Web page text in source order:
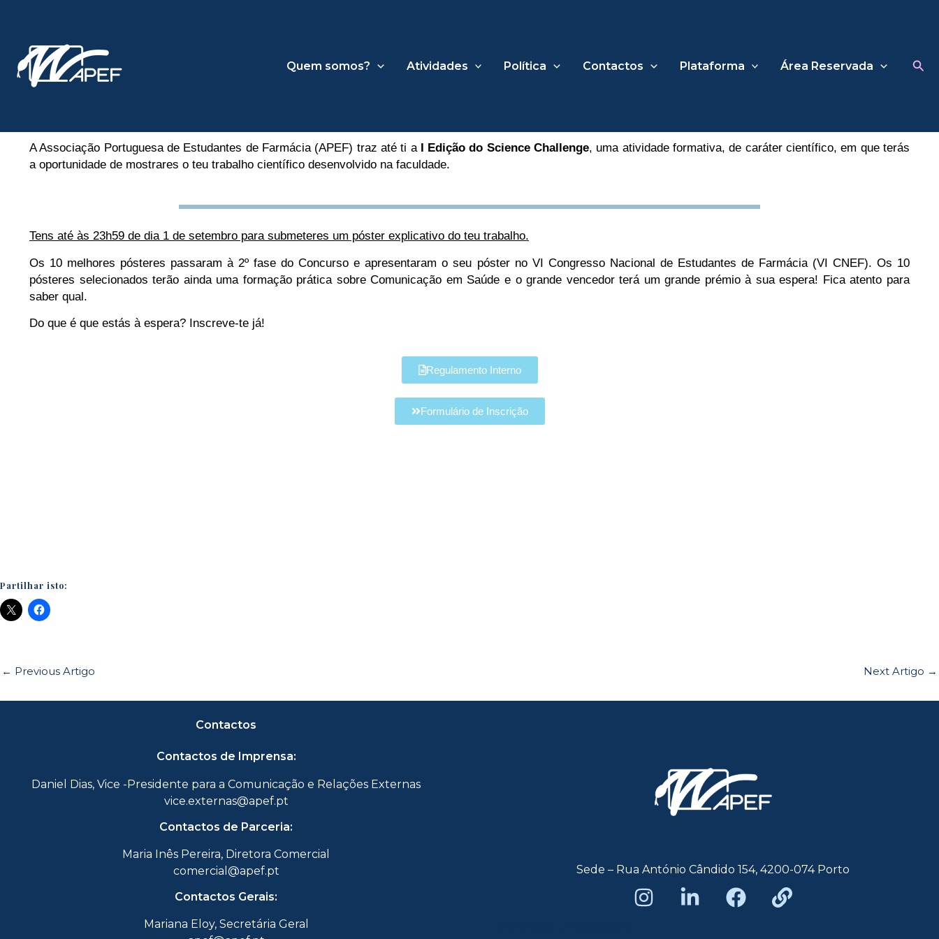
Quem somos?
Atividades Política Contactos Plataforma Área Reservada
A Associação Portuguesa de Estudantes de Farmácia (APEF) traz até ti aI Edição do Science Challenge, uma atividade formativa, de caráter científico, em que terás
a oportunidade de mostrares o teu trabalho científico desenvolvido na faculdade.
Tens até às 23h59 de dia 1 de setembro para submeteres um póster explicativo do teu trabalho.
Os 10 melhores pósteres passaram à 2º fase do Concurso e apresentaram o seu póster no VI Congresso Nacional de Estudantes de Farmácia (VI CNEF). Os 10
pósteres selecionados terão ainda uma formação prática sobre Comunicação em Saúde e o grande vencedor terá um grande prémio à sua espera! Fica atento para
saber qual.
Do que é que estás à espera? Inscreve-te já!
Regulamento Interno
Formulário de Inscrição
Partilhar isto:
← Previous Artigo Next Artigo →
Contactos
Contactos de Imprensa:
Daniel Dias, Vice -Presidente para a Comunicação e Relações Externas
vice.externas@apef.pt
Contactos de Parceria:
Maria Inês Pereira, Diretora Comercial
comercial@apef.pt
Contactos Gerais:
Mariana Eloy, Secretária Geral
Sede – Rua António Cândido 154, 4200-074 Porto